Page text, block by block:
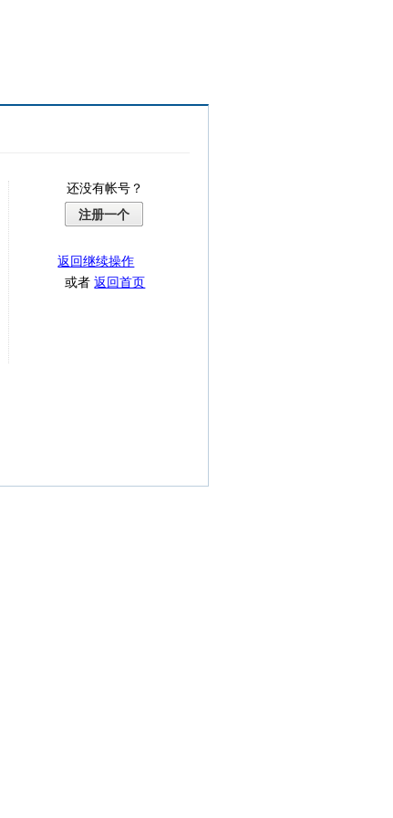
还没有帐号？
注册一个
返回继续操作
或者返回首页